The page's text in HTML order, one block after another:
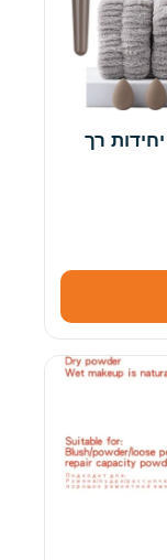
סט מברשות איפור מקצועי 3-20 יחידות רך